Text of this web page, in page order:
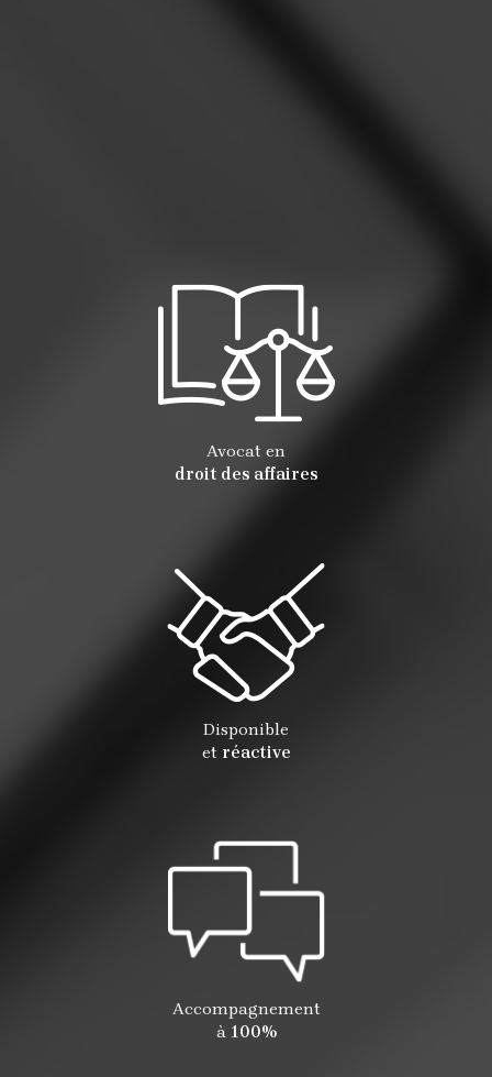
Avocat en
droit des affaires
Disponible
et réactive
Accompagnement
à 100%